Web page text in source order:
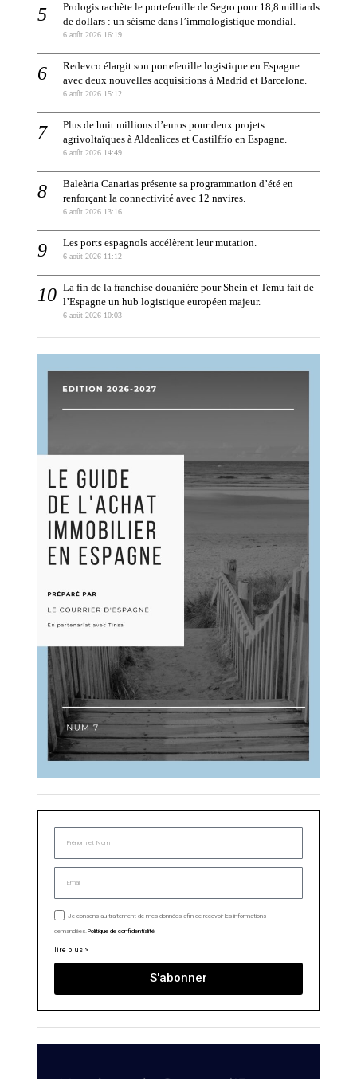
Prologis rachète le portefeuille de Segro pour 18,8 milliards
de dollars : un séisme dans l’immologistique mondial.
6 août 2026 16:19
Redevco élargit son portefeuille logistique en Espagne
avec deux nouvelles acquisitions à Madrid et Barcelone.
6 août 2026 15:12
Plus de huit millions d’euros pour deux projets
agrivoltaïques à Aldealices et Castilfrío en Espagne.
6 août 2026 14:49
Baleària Canarias présente sa programmation d’été en
renforçant la connectivité avec 12 navires.
6 août 2026 13:16
Les ports espagnols accélèrent leur mutation.
6 août 2026 11:12
La fin de la franchise douanière pour Shein et Temu fait de
l’Espagne un hub logistique européen majeur.
6 août 2026 10:03
Je consens au traitement de mes données afin de recevoir les informations
demandées. Politique de confidentialité
lire plus >
S'abonner